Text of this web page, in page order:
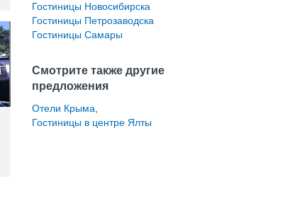
Гостиницы Новосибирска
Гостиницы Петрозаводска
Гостиницы Самары
Смотрите также другие
предложения
Отели Крыма
Гостиницы в центре Ялты